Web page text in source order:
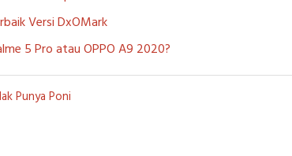
Versi DxOMark
5 Pro atau OPPO A9 2020?
Punya Poni